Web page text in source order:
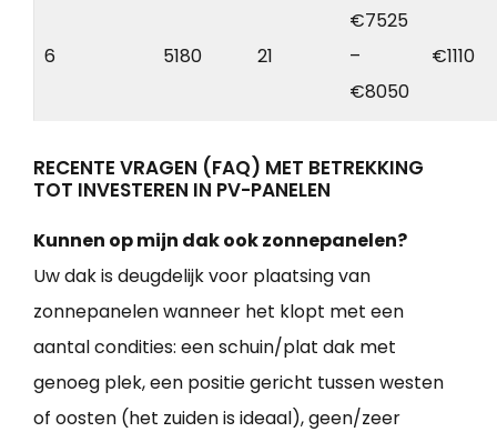
6 5180 21
€7525
–
€8050
€1110
RECENTE VRAGEN (FAQ) MET BETREKKING
TOT INVESTEREN IN PV-PANELEN
Kunnen op mijn dak ook zonnepanelen?
Uw dak is deugdelijk voor plaatsing van
zonnepanelen wanneer het klopt met een
aantal condities: een schuin/plat dak met
genoeg plek, een positie gericht tussen westen
of oosten (het zuiden is ideaal), geen/zeer